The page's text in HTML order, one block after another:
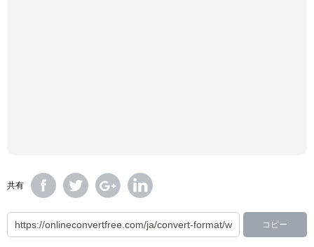
共有
コピー